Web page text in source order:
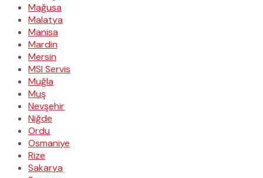
Mağusa
Malatya
Manisa
Mardin
Mersin
MSI Servis
Muğla
Muş
Nevşehir
Niğde
Ordu
Osmaniye
Rize
Sakarya